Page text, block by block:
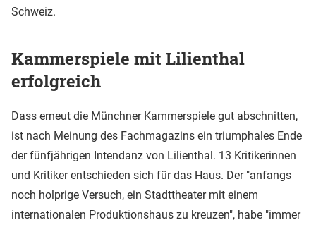
Schweiz.
Kammerspiele mit Lilienthal
erfolgreich
Dass erneut die Münchner Kammerspiele gut abschnitten,
ist nach Meinung des Fachmagazins ein triumphales Ende
der fünfjährigen Intendanz von Lilienthal. 13 Kritikerinnen
und Kritiker entschieden sich für das Haus. Der "anfangs
noch holprige Versuch, ein Stadttheater mit einem
internationalen Produktionshaus zu kreuzen", habe "immer